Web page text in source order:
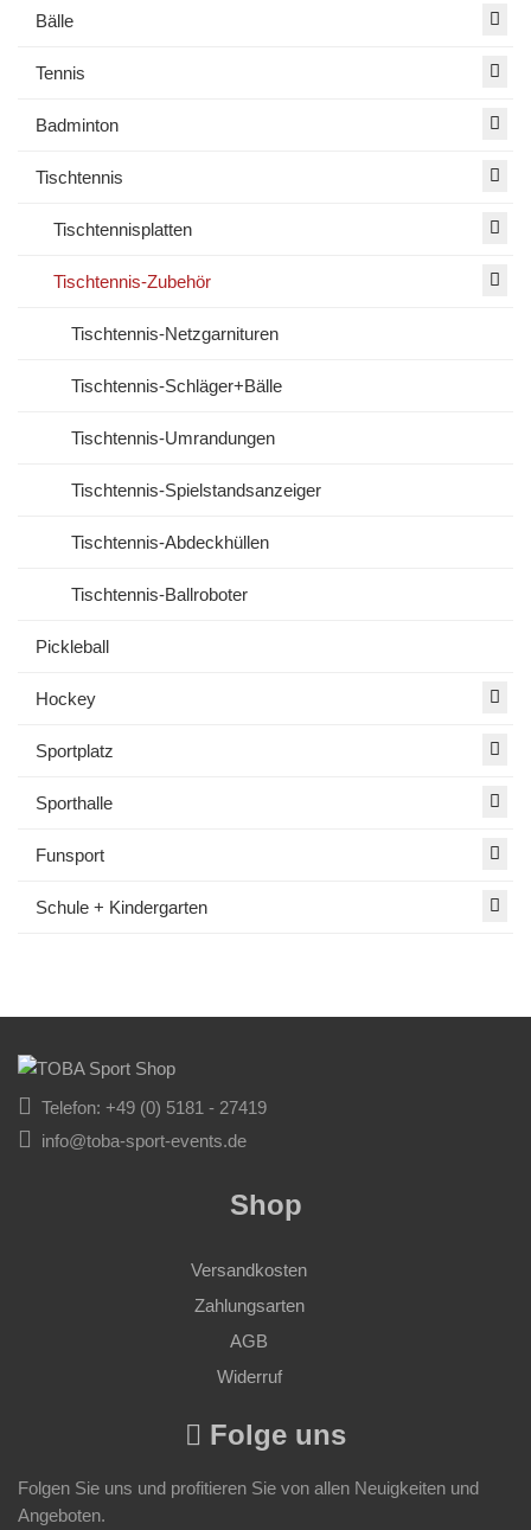
Bälle
Tennis
Badminton
Tischtennis
Tischtennisplatten
Tischtennis-Zubehör
Tischtennis-Netzgarnituren
Tischtennis-Schläger+Bälle
Tischtennis-Umrandungen
Tischtennis-Spielstandsanzeiger
Tischtennis-Abdeckhüllen
Tischtennis-Ballroboter
Pickleball
Hockey
Sportplatz
Sporthalle
Funsport
Schule + Kindergarten
Telefon: +49 (0) 5181 - 27419
info@toba-sport-events.de
Shop
Versandkosten
Zahlungsarten
AGB
Widerruf
Folge uns
Folgen Sie uns und profitieren Sie von allen Neuigkeiten und
Angeboten.